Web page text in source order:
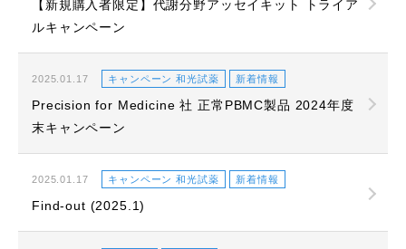
営業拠点
【新規購入者限定】代謝分野アッセイキット トライア
ルキャンペーン
2025.01.17 キャンペーン 和光試薬 新着情報
Precision for Medicine 社 正常PBMC製品 2024年度
末キャンペーン
2025.01.17 キャンペーン 和光試薬 新着情報
Find-out (2025.1)